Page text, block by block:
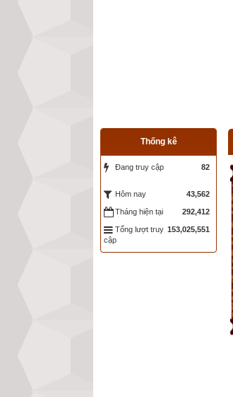
Thống kê
Đang truy cập 82
Hôm nay 43,562
Tháng hiện tại 292,412
Tổng lượt truy
cập
153,025,551